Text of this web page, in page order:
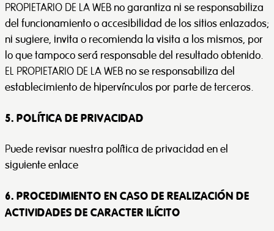
PROPIETARIO DE LA WEB no garantiza ni se responsabiliza
del funcionamiento o accesibilidad de los sitios enlazados;
ni sugiere, invita o recomienda la visita a los mismos, por
lo que tampoco será responsable del resultado obtenido.
EL PROPIETARIO DE LA WEB no se responsabiliza del
establecimiento de hipervínculos por parte de terceros.
5. POLÍTICA DE PRIVACIDAD
Puede revisar nuestra política de privacidad en el
siguiente enlace
6. PROCEDIMIENTO EN CASO DE REALIZACIÓN DE
ACTIVIDADES DE CARACTER ILÍCITO